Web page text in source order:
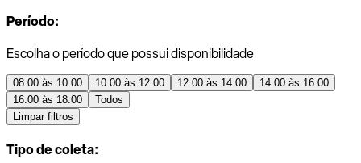
Período:
Escolha o período que possui disponibilidade
08:00 às 10:00 10:00 às 12:00 12:00 às 14:00
14:00 às 16:00
16:00 às 18:00
Todos
Limpar filtros
Tipo de coleta: